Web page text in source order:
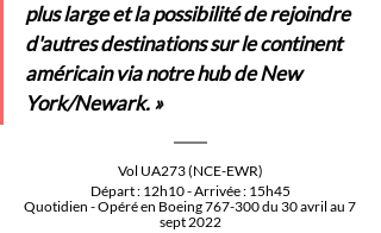
plus large et la possibilité de rejoindre
d'autres destinations sur le continent
américain via notre hub de New
York/Newark. »
Vol UA273 (NCE-EWR)
Départ : 12h10 - Arrivée : 15h45
Quotidien - Opéré en Boeing 767-300 du 30 avril au 7
sept 2022